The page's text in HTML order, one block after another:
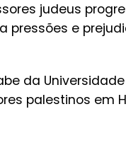
judeus
e
da
palestinos em